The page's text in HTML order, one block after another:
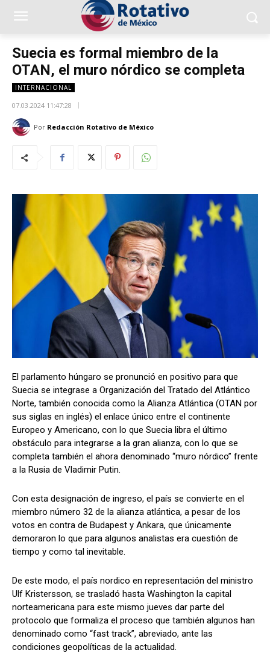
Suecia es formal miembro de la
OTAN, el muro nórdico se completa
INTERNACIONAL
07.03.2024 11:47:28
Por Redacción Rotativo de México
El parlamento húngaro se pronunció en positivo para que
Suecia se integrase a Organización del Tratado del Atlántico
Norte, también conocida como la Alianza Atlántica (OTAN por
sus siglas en inglés) el enlace único entre el continente
Europeo y Americano, con lo que Suecia libra el último
obstáculo para integrarse a la gran alianza, con lo que se
completa también el ahora denominado “muro nórdico” frente
a la Rusia de Vladimir Putin.
Con esta designación de ingreso, el país se convierte en el
miembro número 32 de la alianza atlántica, a pesar de los
votos en contra de Budapest y Ankara, que únicamente
demoraron lo que para algunos analistas era cuestión de
tiempo y como tal inevitable.
De este modo, el país nordico en representación del ministro
Ulf Kristersson, se trasladó hasta Washington la capital
norteamericana para este mismo jueves dar parte del
protocolo que formaliza el proceso que también algunos han
denominado como “fast track”, abreviado, ante las
condiciones geopolíticas de la actualidad.